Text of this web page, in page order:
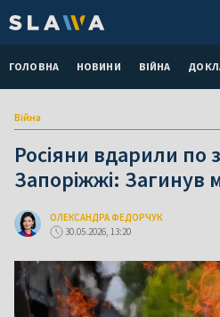
ГОЛОВНА НОВИНИ ВІЙНА
Війна
Росіяни вдарили по
Запоріжжі: Загинув
ОЛЕКСАНДРА ФЕДОРЧУК
30.05.2026, 13:20